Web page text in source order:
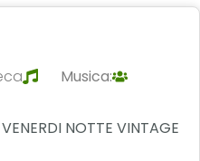
Musica:
VENERDI NOTTE VINTAGE